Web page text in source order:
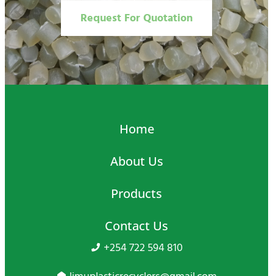
Request For Quotation
Home
About Us
Products
Contact Us
+254 722 594 810